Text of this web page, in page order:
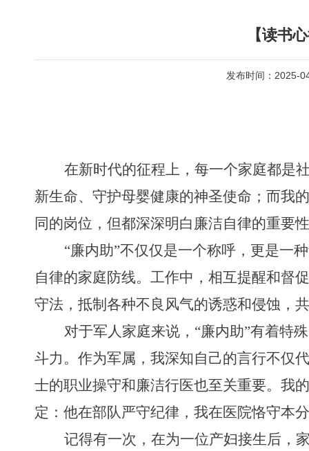
【读书
发布时间：2025-
在新时代的征程上，每一个家庭都是
新生命、守护母婴健康的神圣使命；而我
同的岗位，但都深深明白廉洁自律的重要
“廉内助”不仅仅是一个称呼，更是一
自律的家庭防线。工作中，相互提醒和督
守法，抵制各种不良风气的诱惑和侵蚀，
对于军人家庭来说， “廉内助”有着特
斗力。作为军属，我深知自己的言行不仅
士的职业操守和廉洁行医也至关重要。我
定：他在部队严守纪律，我在医院恪守本
记得有一次，在为一位产妇接生后，